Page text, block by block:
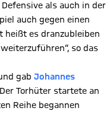
als auch in der
auch gegen einen
heißt es dranzubleiben
so das
gab Johannes
Torhüter startete an
Reihe begannen